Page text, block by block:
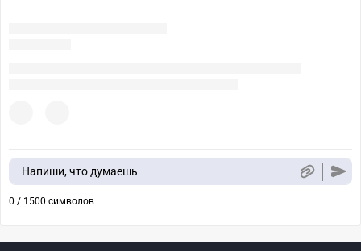
Напиши, что думаешь
0 / 1500 символов